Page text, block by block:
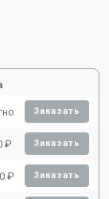
Заказать
₽ Заказать
₽ Заказать